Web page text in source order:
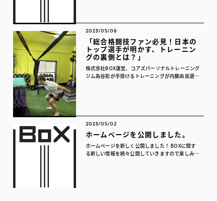
2023/05/08
「総合格闘技ファン必見！日本の
トップ選手が明かす、トレーニン
グの裏側とは？」
株式会社BOX運営、コアズパーソナルトレーニング
ジム為谷彰が手掛けるトレーニングが内藤由良選手
2023/05/02
ホームページを公開しました。
ホームページを新しく公開しました！ BOXに関す
る新しい情報を続々公開していきますので楽しみに